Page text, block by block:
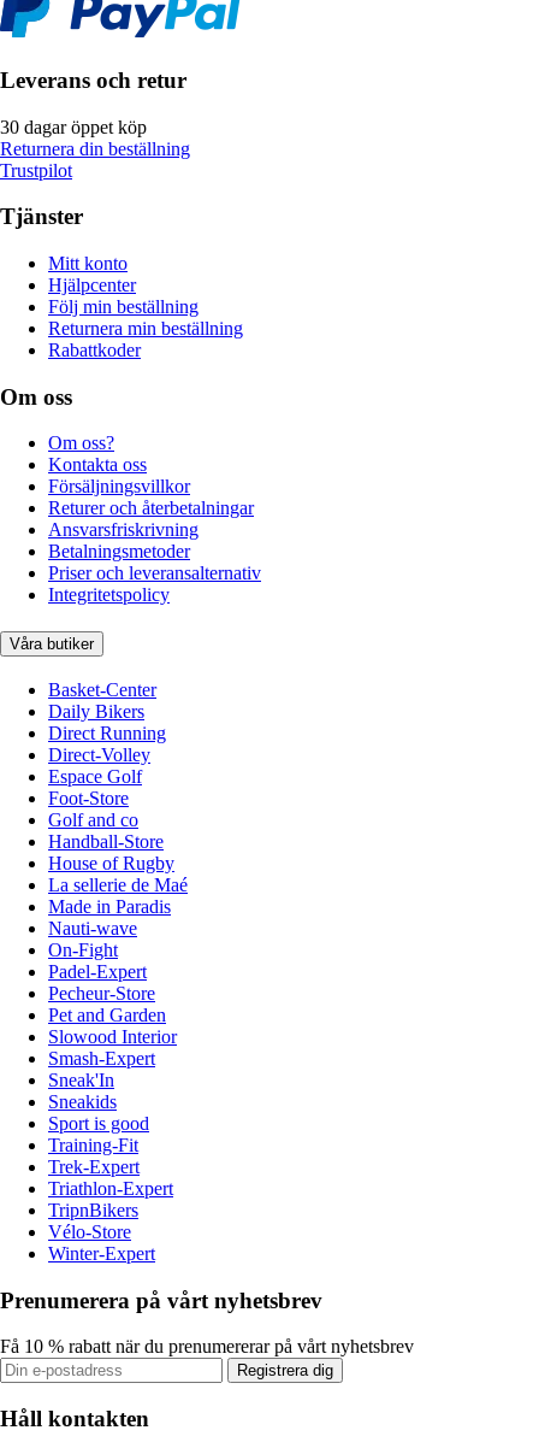
Leverans och retur
30 dagar öppet köp
Returnera din beställning
Trustpilot
Tjänster
Mitt konto
Hjälpcenter
Följ min beställning
Returnera min beställning
Rabattkoder
Om oss
Om oss?
Kontakta oss
Försäljningsvillkor
Returer och återbetalningar
Ansvarsfriskrivning
Betalningsmetoder
Priser och leveransalternativ
Integritetspolicy
Våra butiker
Basket-Center
Daily Bikers
Direct Running
Direct-Volley
Espace Golf
Foot-Store
Golf and co
Handball-Store
House of Rugby
La sellerie de Maé
Made in Paradis
Nauti-wave
On-Fight
Padel-Expert
Pecheur-Store
Pet and Garden
Slowood Interior
Smash-Expert
Sneak'In
Sneakids
Sport is good
Training-Fit
Trek-Expert
Triathlon-Expert
TripnBikers
Vélo-Store
Winter-Expert
Prenumerera på vårt nyhetsbrev
Få 10 % rabatt när du prenumererar på vårt nyhetsbrev
Registrera dig
Håll kontakten